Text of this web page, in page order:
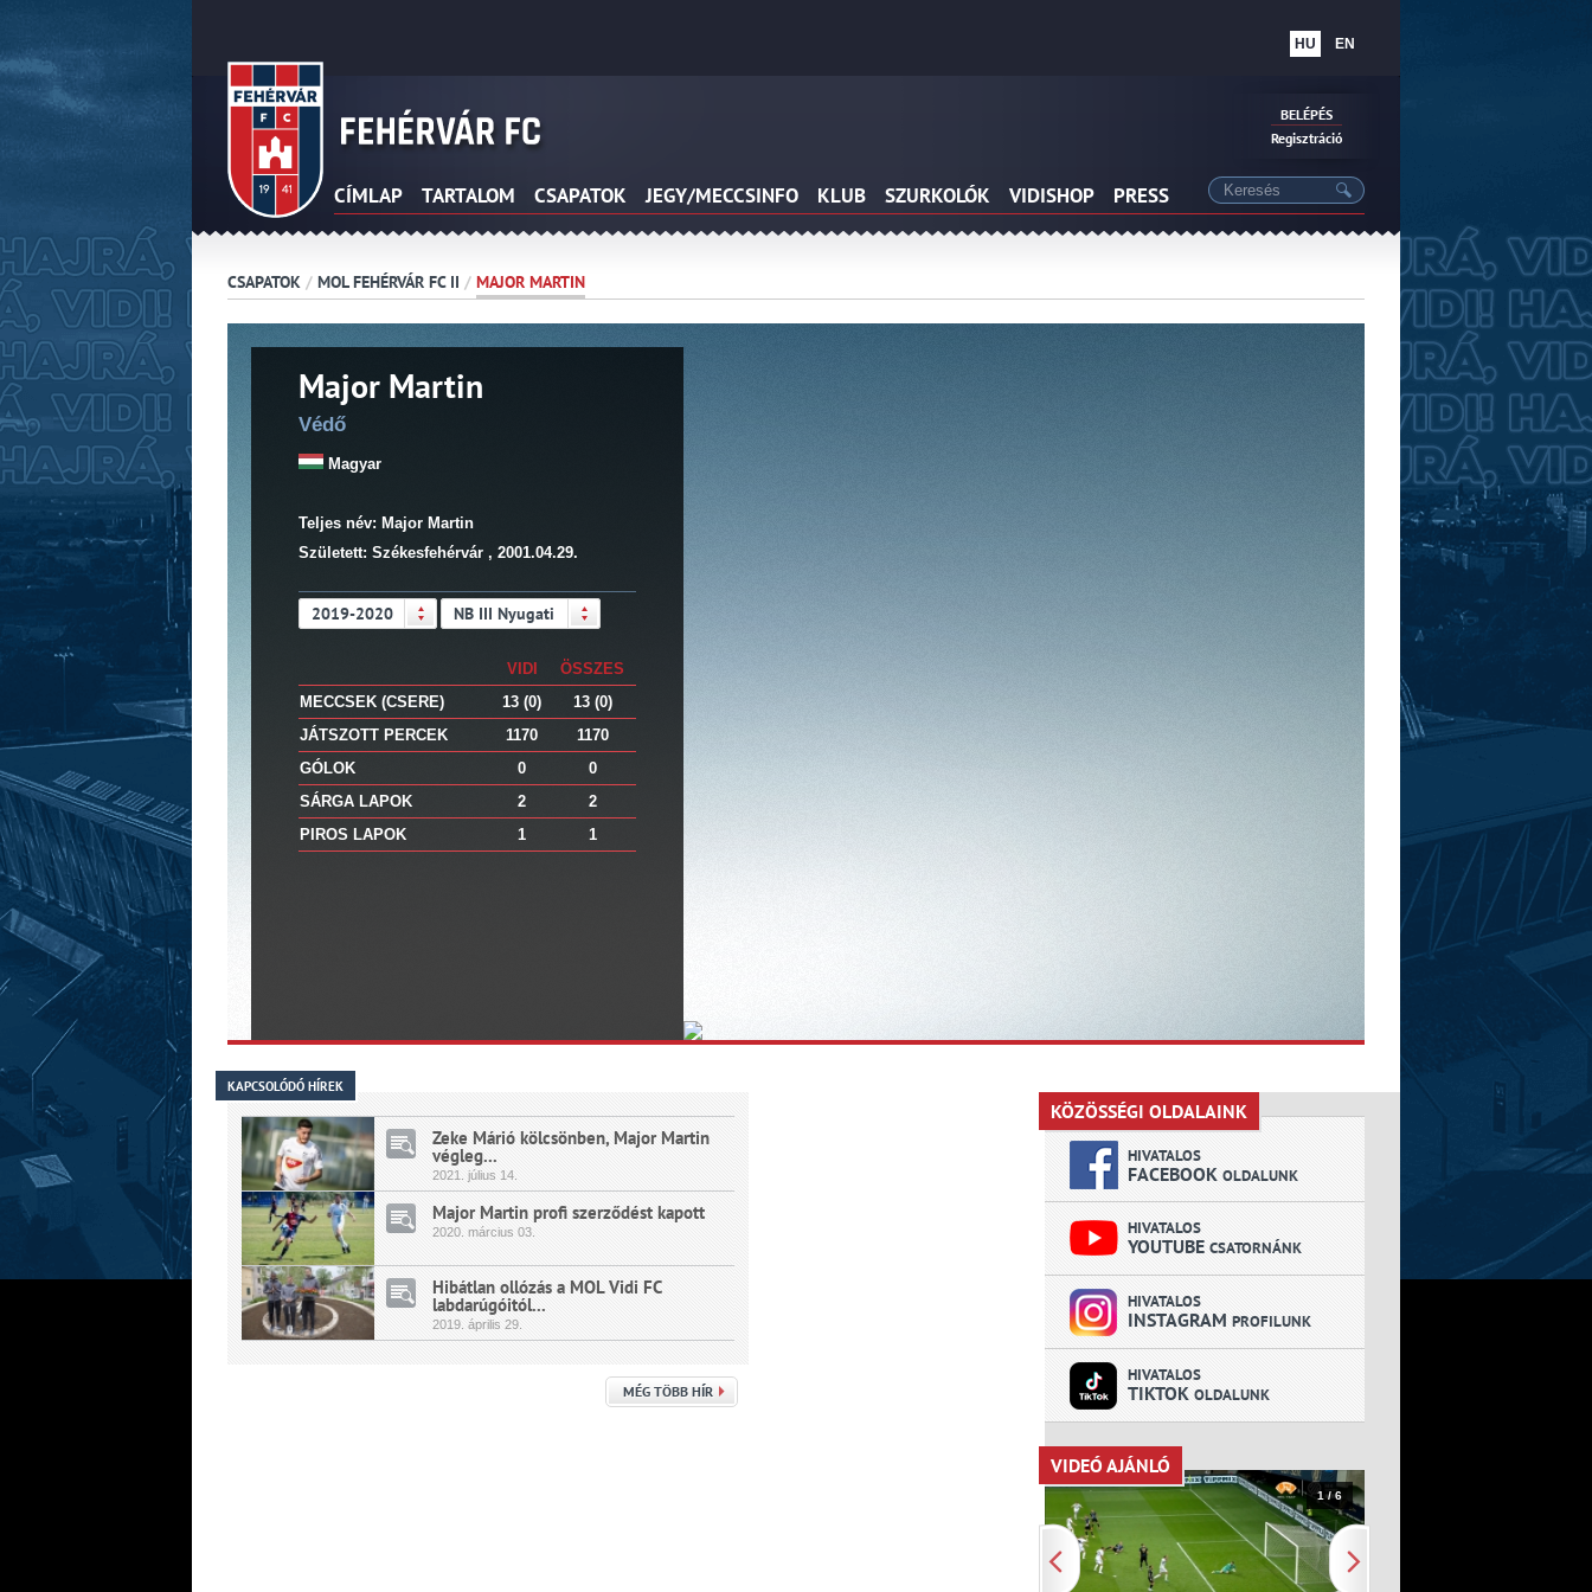
HU EN
CÍMLAP TARTALOM CSAPATOK JEGY/MECCSINFO KLUB SZURKOLÓK VIDISHOP PRESS
BELÉPÉS
Regisztráció
CSAPATOK / MOL FEHÉRVÁR FC II / MAJOR MARTIN
Major Martin
Védő
Magyar
Teljes név: Major Martin
Született: Székesfehérvár , 2001.04.29.
2019-2020 NB III Nyugati csoport
VIDI
ÖSSZES
MECCSEK (CSERE)
13 (0)
13 (0)
JÁTSZOTT PERCEK
1170
1170
GÓLOK
0
0
SÁRGA LAPOK
2
2
PIROS LAPOK
1 1
KAPCSOLÓDÓ HÍREK
Zeke Márió kölcsönben, Major Martin
végleg...
2021. július 14.
Major Martin profi szerződést kapott
2020. március 03.
Hibátlan ollózás a MOL Vidi FC
labdarúgóitól...
2019. április 29.
MÉG TÖBB HÍR
KÖZÖSSÉGI OLDALAINK
KÖZÖSSÉGI OLDALAINK
HIVATALOS
FACEBOOK OLDALUNK
HIVATALOS
YOUTUBE CSATORNÁNK
HIVATALOS
INSTAGRAM PROFILUNK
HIVATALOS
TIKTOK OLDALUNK
VIDEÓ AJÁNLÓ
VIDEÓ AJÁNLÓ
1 / 6